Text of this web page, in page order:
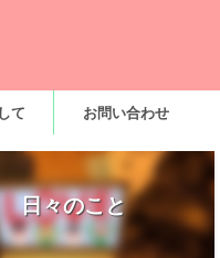
て お問い合わせ
日々のこと